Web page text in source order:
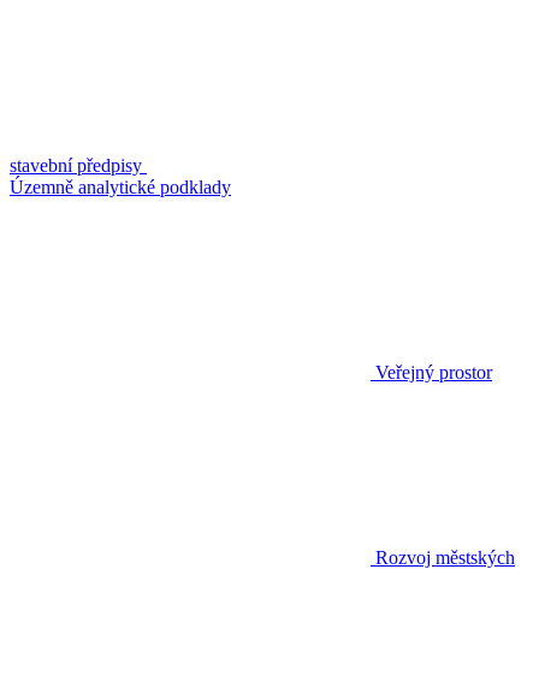
stavební předpisy
Územně analytické podklady
Veřejný prostor
Rozvoj městských